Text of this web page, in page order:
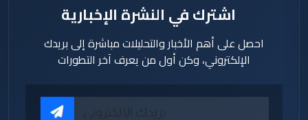
اشترك في النشرة الإخبارية
احصل على أهم الأخبار والتحليلات مباشرة إلى بريدك
الإلكتروني، وكن أول من يعرف آخر التطورات